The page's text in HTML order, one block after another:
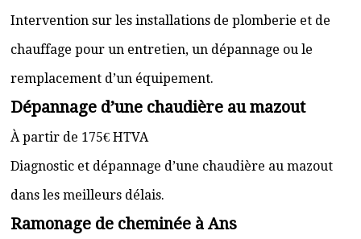
Intervention sur les installations de plomberie et de
chauffage pour un entretien, un dépannage ou le
remplacement d’un équipement.
Dépannage d’une chaudière au mazout
À partir de 175€ HTVA
Diagnostic et dépannage d’une chaudière au mazout
dans les meilleurs délais.
Ramonage de cheminée à Ans